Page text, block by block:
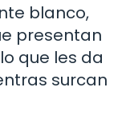
blanco,
presentan
que les da
surcan